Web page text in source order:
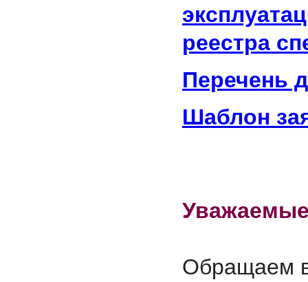
реестра
Перечень
Шаблон
Обращаем